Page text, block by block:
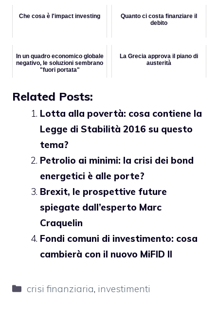
Che cosa è l'impact investing
Quanto ci costa finanziare il
debito
In un quadro economico globale
negativo, le soluzioni sembrano
"fuori portata"
La Grecia approva il piano di
austerità
Related Posts:
Lotta alla povertà: cosa contiene la
Legge di Stabilità 2016 su questo
tema?
Petrolio ai minimi: la crisi dei bond
energetici è alle porte?
Brexit, le prospettive future
spiegate dall’esperto Marc
Craquelin
Fondi comuni di investimento: cosa
cambierà con il nuovo MiFID II
Categorie
crisi finanziaria, investimenti